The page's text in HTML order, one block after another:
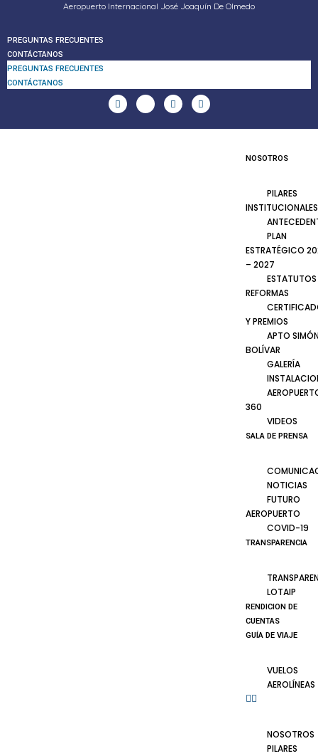
Aeropuerto Internacional José Joaquín De Olmedo
PREGUNTAS FRECUENTES
CONTÁCTANOS
PREGUNTAS FRECUENTES
CONTÁCTANOS
NOSOTROS
PILARES
INSTITUCIONALES
PLAN
ESTRATÉGICO
– 2027
ESTATUTOS
REFORMAS
Y PREMIOS
APTO
BOLÍVAR
GALERÍA
360
VIDEOS
SALA DE PRENSA
NOTICIAS
FUTURO
AEROPUERTO
COVID-19
TRANSPARENCIA
LOTAIP
RENDICION DE
CUENTAS
GUÍA DE VIAJE
VUELOS
AEROLÍNEAS
NOSOTROS
PILARES